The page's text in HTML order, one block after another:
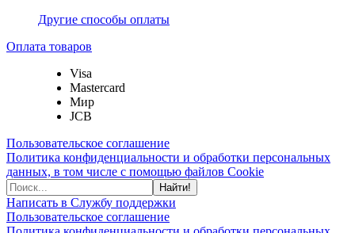
Другие способы оплаты
Оплата товаров
Visa
Mastercard
Мир
JCB
Пользовательское соглашение
Политика конфиденциальности и обработки персональных
данных, в том числе с помощью файлов Cookie
Найти!
Написать в Службу поддержки
Пользовательское соглашение